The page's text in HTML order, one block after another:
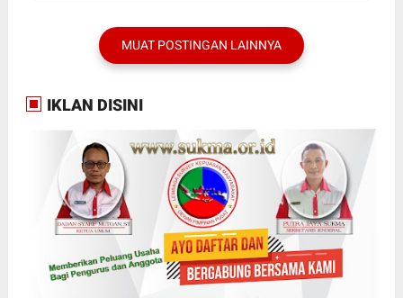
MUAT POSTINGAN LAINNYA
IKLAN DISINI